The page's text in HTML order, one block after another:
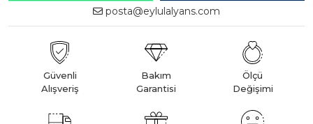
posta@eylulalyans.com
Güvenli
Alışveriş
Bakım
Garantisi
Ölçü
Değişimi